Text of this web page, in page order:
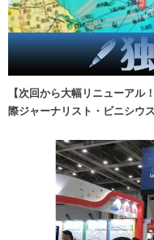
【次回から大幅リニューア
際ジャーナリスト・ビニシウ